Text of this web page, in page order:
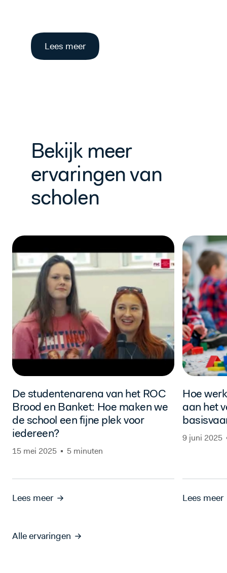
Lees meer
Bekijk meer
ervaringen van
scholen
De studentenarena van het ROC
Brood en Banket: Hoe maken we
de school een fijne plek voor
iedereen?
15 mei 2025 5 minuten
Lees meer
Hoe
aan het
9 juni 2025
Lees meer
Alle ervaringen